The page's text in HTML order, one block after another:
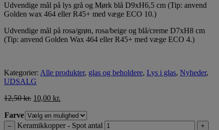
Udvendige mål på lys grå og Mørk blå D9xH6,5 cm (Tip: anvend
Golden wax 464 eller R45+ med væge ECO 10.)
Udvendige mål på rosa/grøn, rosa/beige og blå/creme D7xH8 cm
(Tip: anvend Golden Wax 464 eller R45+ med væge ECO 4.)
Kategorier: Alle produkter, glas og beholdere, Lys i glas, Nyheder,
UDSALG
12,50kr. 10,00 kr.
Farve
– Keramikkopper - Spot antal
+